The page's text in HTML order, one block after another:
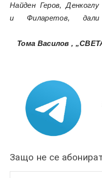
Найден Геров, Денкоглу
и Филаретов, дали
Тома Василов ,
Защо не се